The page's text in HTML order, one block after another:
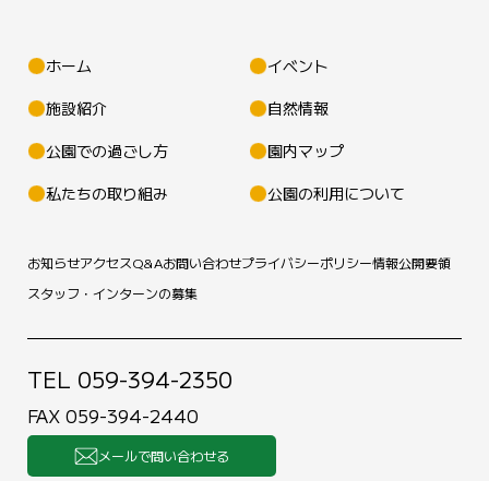
ホーム
イベント
施設紹介
自然情報
公園での過ごし方
園内マップ
私たちの取り組み
公園の利用について
お知らせアクセスQ&Aお問い合わせプライバシーポリシー情報公開要領
スタッフ・インターンの募集
TEL 059-394-2350
FAX 059-394-2440
メールで問い合わせる